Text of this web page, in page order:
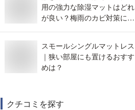
用の強力な除湿マットはどれ
が良い？梅雨のカビ対策にお
スモールシングルマットレス
｜狭い部屋にも置けるおすす
めは？
クチコミを探す